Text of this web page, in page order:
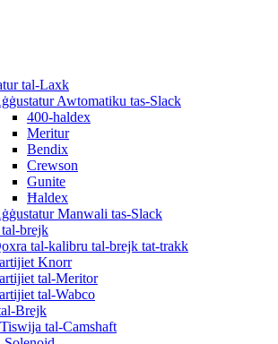
tal-Laxk
Awtomatiku tas-Slack
400-haldex
Meritur
Bendix
Crewson
Gunite
Ħaldex
Manwali tas-Slack
brejk
tal-kalibru tal-brejk tat-trakk
Knorr
tal-Meritor
tal-Wabco
Brejk
tal-Camshaft